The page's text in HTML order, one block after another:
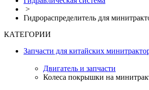
>
Гидрораспределитель для
КАТЕГОРИИ
Запчасти для китайских
Двигатель и запчасти
Колеса покрышки на